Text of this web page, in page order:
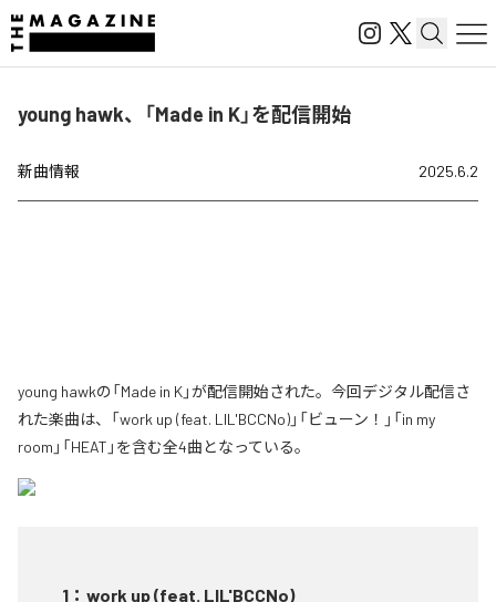
young hawk、「Made in K」を配信開始
新曲情報 2025.6.2
young hawkの「Made in K」が配信開始された。今回デジタル配信さ
れた楽曲は、「work up (feat. LIL'BCCNo)」「ビューン！」「in my
room」「HEAT」を含む全4曲となっている。
1 ： work up (feat. LIL'BCCNo)